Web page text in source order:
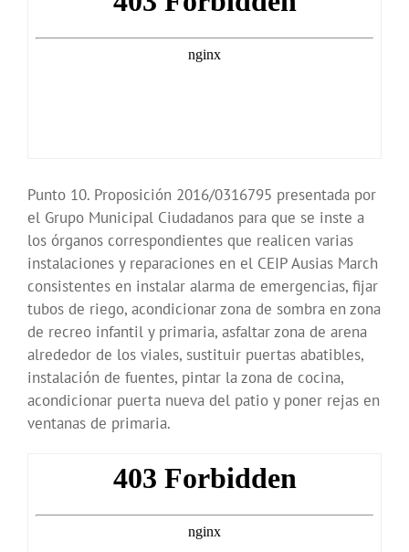
Punto 10. Proposición 2016/0316795 presentada por
el Grupo Municipal Ciudadanos para que se inste a
los órganos correspondientes que realicen varias
instalaciones y reparaciones en el CEIP Ausias March
consistentes en instalar alarma de emergencias, fijar
tubos de riego, acondicionar zona de sombra en zona
de recreo infantil y primaria, asfaltar zona de arena
alrededor de los viales, sustituir puertas abatibles,
instalación de fuentes, pintar la zona de cocina,
acondicionar puerta nueva del patio y poner rejas en
ventanas de primaria.